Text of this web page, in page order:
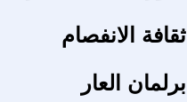
ثقافة الانفصام
برلمان العار